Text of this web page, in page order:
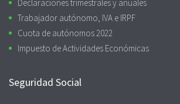
Declaraciones trimestrales y anuales
Trabajador autónomo, IVA e IRPF
Cuota de autónomos 2022
Impuesto de Actividades Económicas
Seguridad Social